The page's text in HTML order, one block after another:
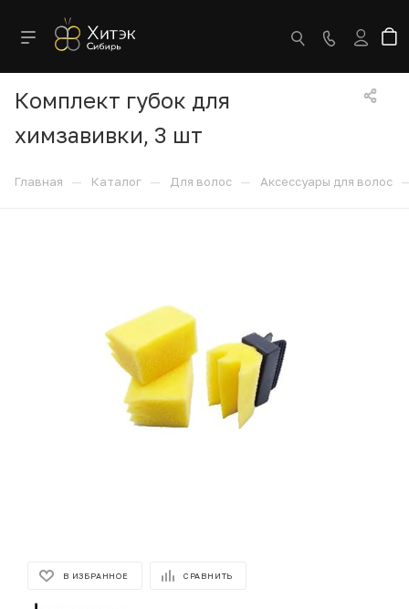
Комплект губок для
химзавивки, 3 шт
Главная — Каталог — Для волос — Аксессуары для волос
В ИЗБРАННОЕ СРАВНИТЬ